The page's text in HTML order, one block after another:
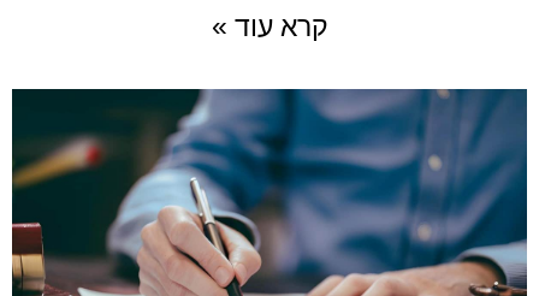
קרא עוד »